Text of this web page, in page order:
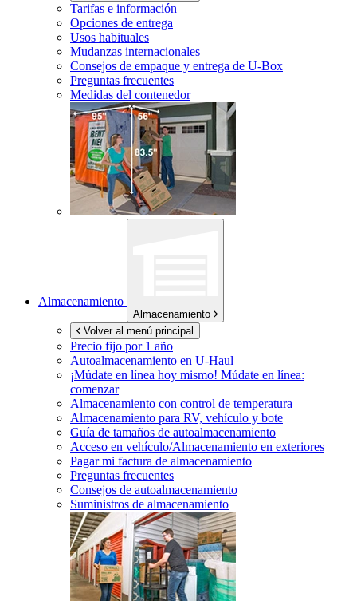
Tarifas e información
Opciones de entrega
Usos habituales
Mudanzas internacionales
Consejos de empaque y entrega de U-Box
Preguntas frecuentes
Medidas del contenedor
Almacenamiento
Almacenamiento
Volver al menú principal
Precio fijo por 1 año
Autoalmacenamiento en U-Haul
¡Múdate en línea hoy mismo! Múdate en línea:
comenzar
Almacenamiento con control de temperatura
Almacenamiento para RV, vehículo y bote
Guía de tamaños de autoalmacenamiento
Acceso en vehículo/Almacenamiento en exteriores
Pagar mi factura de almacenamiento
Preguntas frecuentes
Consejos de autoalmacenamiento
Suministros de almacenamiento